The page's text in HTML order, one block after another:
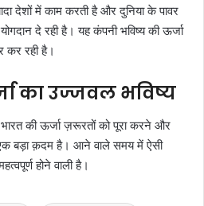
देशों में काम करती है और दुनिया के पावर
दे रही है। यह कंपनी भविष्य की ऊर्जा
कर रही है।
का उज्जवल भविष्य
की ऊर्जा ज़रूरतों को पूरा करने और
एक बड़ा क़दम है। आने वाले समय में ऐसी
होने वाली है।